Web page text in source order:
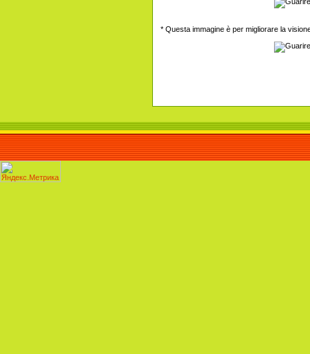
* Questa immagine è per migliorare la